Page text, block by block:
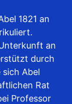
1821 an
an
durch
Abel
Rat
Professor